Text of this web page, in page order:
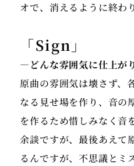
オで、消えるように終わ
「Sign」
―どんな雰囲気に仕上が
原曲の雰囲気は壊さず、
なる見せ場を作り、音の
を作るため惜しみなく音
余談ですが、最後あえて
るんですが、不思議とミ